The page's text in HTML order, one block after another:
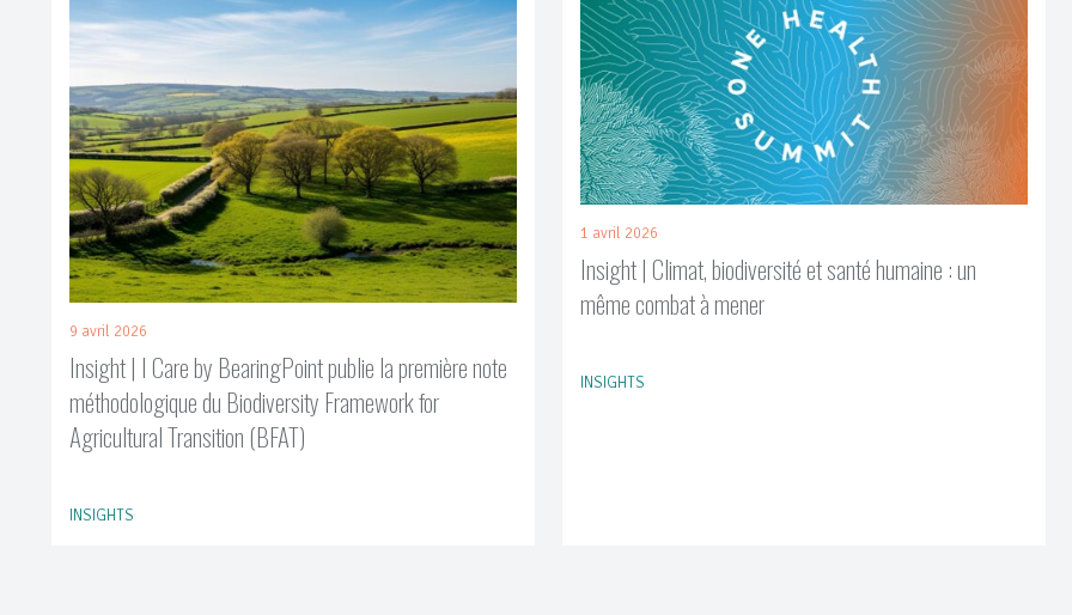
9 avril 2026
Insight | I Care by BearingPoint publie la première note
méthodologique du Biodiversity Framework for
Agricultural Transition (BFAT)
INSIGHTS
1 avril 2026
Insight | Climat, biodiversité et santé humaine : un
même combat à mener
INSIGHTS